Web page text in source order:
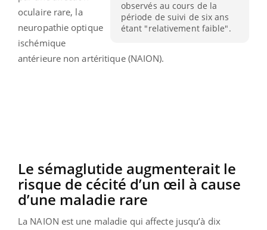
observés au cours de la
période de suivi de six ans
étant "relativement faible".
oculaire rare, la
neuropathie optique
ischémique
antérieure non artéritique (NAION).
Le sémaglutide augmenterait le
risque de cécité d’un œil à cause
d’une maladie rare
La NAION est une maladie qui affecte jusqu’à dix